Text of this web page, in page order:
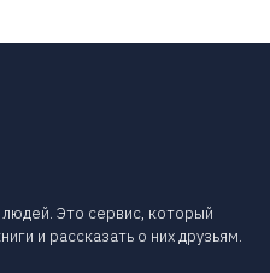
Это сервис, который
и рассказать о них друзьям.